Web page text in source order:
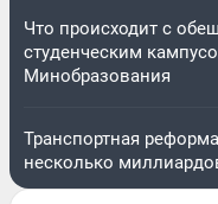
Что происходит с
студенческим
Минобразования
Транспортная
несколько